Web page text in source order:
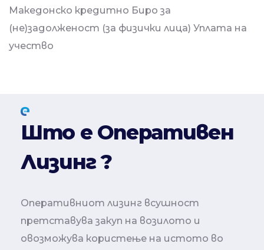
Македонско кредитно Биро за
(не)задолженост (за физички лица) Уплата на
учество
Што е Оперативен
Лизинг ?
Оперативниот лизинг всушност
претставува закуп на возилото и
овозможува користење на истото во